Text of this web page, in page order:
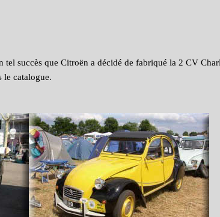
tel succès que Citroën a décidé de fabriqué la 2 CV
le catalogue.